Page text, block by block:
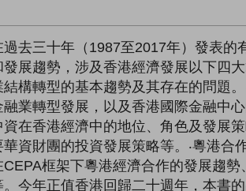
去三十年（1987至2017年）發表
展趨勢，涉及香港經濟發展以下四
構轉型的基本趨勢及其存在的問題
業轉型發展，以及香港國際金融中
在香港經濟中的地位、角色及發展
資財團的投資發展策略等。‧粵港
框架下粵港經濟合作的發展趨
今年正值香港回歸二十週年，本書